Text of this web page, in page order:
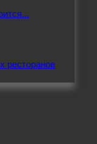
ресторанов